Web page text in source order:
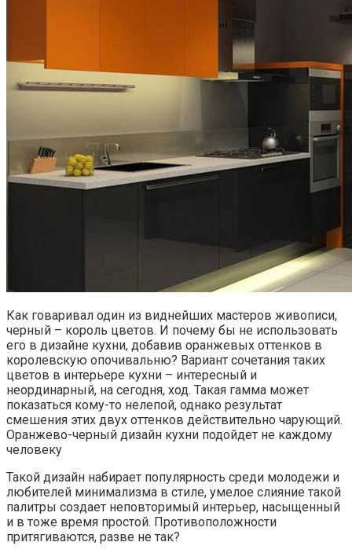
Как говаривал один из виднейших мастеров живописи,
черный – король цветов. И почему бы не использовать
его в дизайне кухни, добавив оранжевых оттенков в
королевскую опочивальню? Вариант сочетания таких
цветов в интерьере кухни – интересный и
неординарный, на сегодня, ход. Такая гамма может
показаться кому-то нелепой, однако результат
смешения этих двух оттенков действительно чарующий.
Оранжево-черный дизайн кухни подойдет не каждому
человеку
Такой дизайн набирает популярность среди молодежи и
любителей минимализма в стиле, умелое слияние такой
палитры создает неповторимый интерьер, насыщенный
и в тоже время простой. Противоположности
притягиваются, разве не так?